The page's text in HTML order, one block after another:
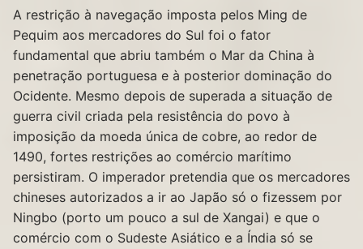
A restrição à navegação imposta pelos Ming de
Pequim aos mercadores do Sul foi o fator
fundamental que abriu também o Mar da China à
penetração portuguesa e à posterior dominação do
Ocidente. Mesmo depois de superada a situação de
guerra civil criada pela resistência do povo à
imposição da moeda única de cobre, ao redor de
1490, fortes restrições ao comércio marítimo
persistiram. O imperador pretendia que os mercadores
chineses autorizados a ir ao Japão só o fizessem por
Ningbo (porto um pouco a sul de Xangai) e que o
comércio com o Sudeste Asiático e a Índia só se